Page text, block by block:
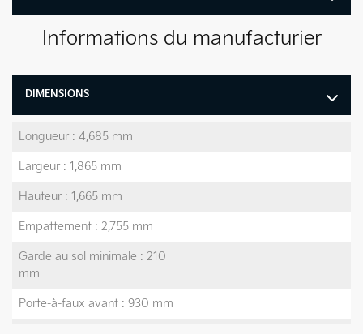
Informations du manufacturier
DIMENSIONS
Longueur : 4,685 mm
Largeur : 1,865 mm
Hauteur : 1,665 mm
Empattement : 2,755 mm
Garde au sol minimale : 210
mm
Porte-à-faux avant : 930 mm